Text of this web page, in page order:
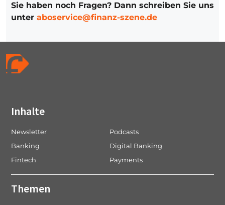
Sie haben noch Fragen? Dann schreiben Sie uns
unter aboservice@finanz-szene.de
Inhalte
Newsletter
Podcasts
Banking
Digital Banking
Fintech
Payments
Themen